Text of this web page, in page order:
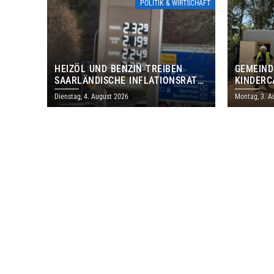
POLITIK & WIRTSCHAFT
HEIZÖL UND BENZIN TREIBEN
SAARLÄNDISCHE INFLATIONSRATE
IM JULI AUF 3,2 PROZENT
Dienstag, 4. August 2026 Montag, 3.